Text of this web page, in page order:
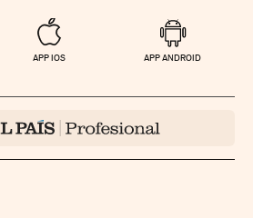
APP IOS APP ANDROID